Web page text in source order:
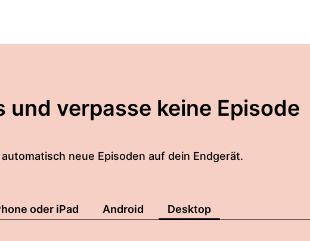
und Partnerin bei Änderten.
und verpasse keine Episode
neue Episoden auf dein Endgerät.
oder iPad Android Desktop